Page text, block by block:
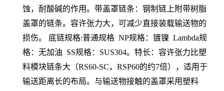
蚀，耐酸碱的作用。带盖罩链条：钢制链上附带树脂
盖罩的链条。容许张力大，可减少直接装载输送物的
损伤。 底链规格:普通规格 NP规格：镀镍 Lambda规
格：无加油 SS规格：SUS304。特长：容许张力比塑
料模块链条大（RS60-SC，RSP60的约7倍），适用于
输送距离长的布局。与输送物接触的盖罩采用塑料